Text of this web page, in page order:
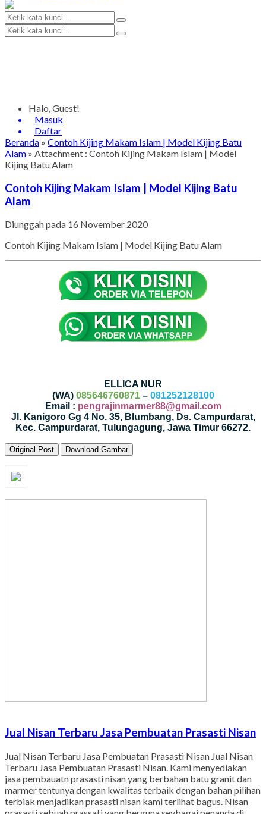
Halo, Guest!
Masuk
Daftar
Beranda » Contoh Kijing Makam Islam | Model Kijing Batu
Alam » Attachment : Contoh Kijing Makam Islam | Model
Kijing Batu Alam
Contoh Kijing Makam Islam | Model Kijing Batu
Alam
Diunggah pada 16 November 2020
Contoh Kijing Makam Islam | Model Kijing Batu Alam
ELLICA NUR
(WA) 085646760871– 081252128100
Email : pengrajinmarmer88@gmail.com
Jl. Kanigoro Gg 4 No. 35, Blumbang, Ds. Campurdarat,
Kec. Campurdarat, Tulungagung, Jawa Timur 66272.
Original Post Download Gambar
Jual Nisan Terbaru Jasa Pembuatan Prasasti Nisan
Jual Nisan Terbaru Jasa Pembuatan Prasasti Nisan Jual Nisan
Terbaru Jasa Pembuatan Prasasti Nisan. Kami menyediakan
jasa pembauatn prasasti nisan yang berbahan batu granit dan
marmer tentunya dengan kwalitas terbaik dengan bahan pilihan
terbiak menjadikan prasasti nisan kami terlihat bagus. Nisan